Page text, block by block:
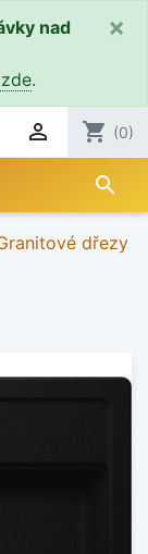
nad
.
×
 shopping_cart (0)
search
dřezy